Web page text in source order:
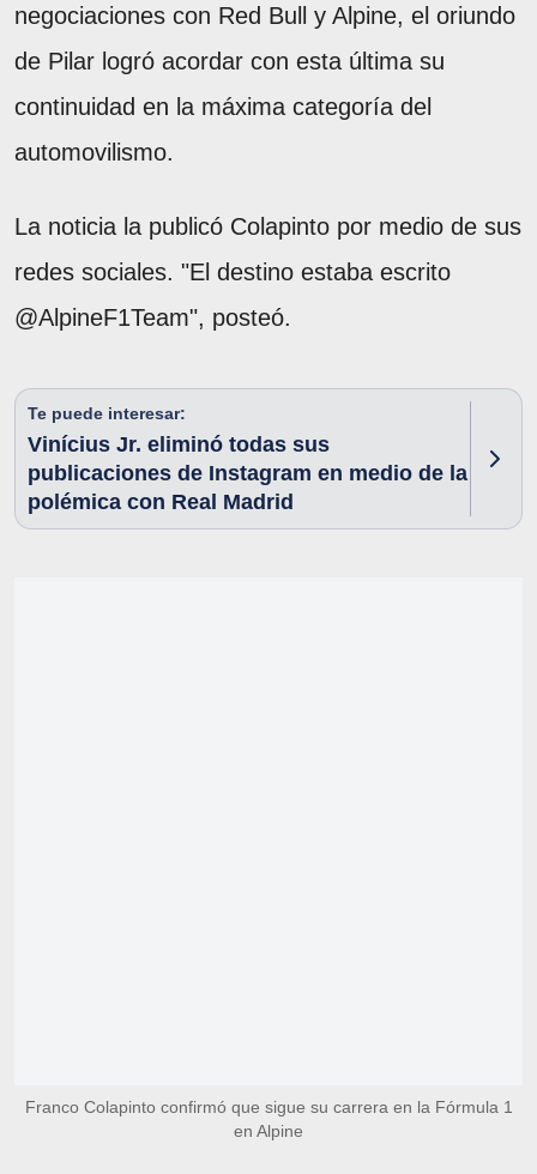
negociaciones con Red Bull y Alpine, el oriundo
de Pilar logró acordar con esta última su
continuidad en la máxima categoría del
automovilismo.
La noticia la publicó Colapinto por medio de sus
redes sociales. "El destino estaba escrito
@AlpineF1Team", posteó.
Te puede interesar:
Vinícius Jr. eliminó todas sus
publicaciones de Instagram en medio de la
polémica con Real Madrid
Franco Colapinto confirmó que sigue su carrera en la Fórmula 1
en Alpine